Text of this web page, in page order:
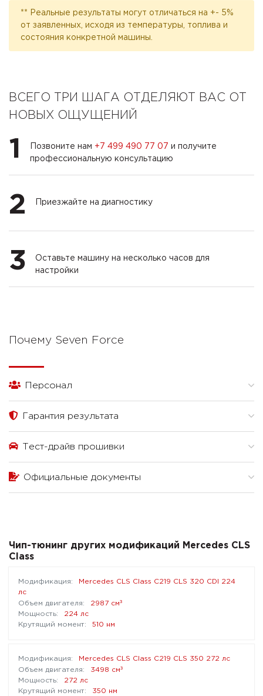
** Реальные результаты могут отличаться на +- 5%
от заявленных, исходя из температуры, топлива и
состояния конкретной машины.
ВСЕГО ТРИ ШАГА ОТДЕЛЯЮТ ВАС ОТ
НОВЫХ ОЩУЩЕНИЙ
1 Позвоните нам +7 499 490 77 07 и получите
профессиональную консультацию
2 Приезжайте на диагностику
3
Оставьте машину на несколько часов для
настройки
Почему Seven Force
Персонал
Гарантия результата
Тест-драйв прошивки
Официальные документы
Чип-тюнинг других модификаций Mercedes CLS
Class
Mercedes CLS Class C219 CLS 320 CDI 224
лс
2987 см³
224 лс
510 нм
Mercedes CLS Class C219 CLS 350 272 лс
3498 см³
272 лс
350 нм